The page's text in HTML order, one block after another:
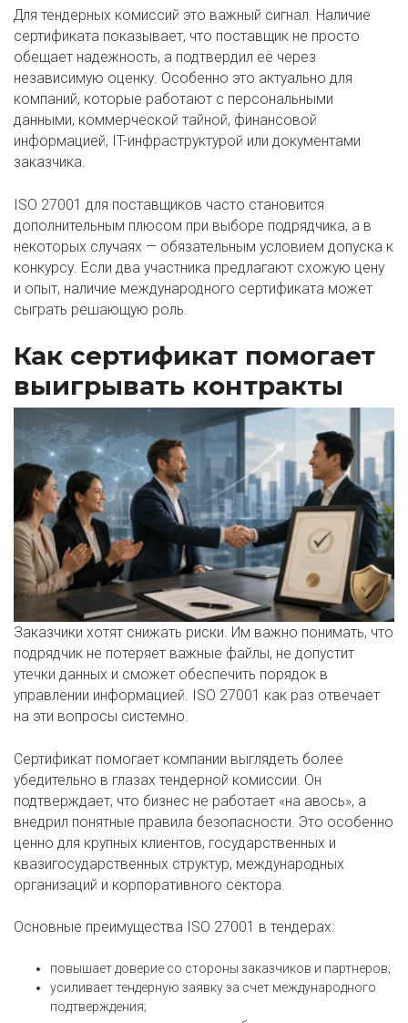
Для тендерных комиссий это важный сигнал. Наличие
сертификата показывает, что поставщик не просто
обещает надежность, а подтвердил её через
независимую оценку. Особенно это актуально для
компаний, которые работают с персональными
данными, коммерческой тайной, финансовой
информацией, IT-инфраструктурой или документами
заказчика.
ISO 27001 для поставщиков часто становится
дополнительным плюсом при выборе подрядчика, а в
некоторых случаях — обязательным условием допуска к
конкурсу. Если два участника предлагают схожую цену
и опыт, наличие международного сертификата может
сыграть решающую роль.
Как сертификат помогает
выигрывать контракты
Заказчики хотят снижать риски. Им важно понимать, что
подрядчик не потеряет важные файлы, не допустит
утечки данных и сможет обеспечить порядок в
управлении информацией. ISO 27001 как раз отвечает
на эти вопросы системно.
Сертификат помогает компании выглядеть более
убедительно в глазах тендерной комиссии. Он
подтверждает, что бизнес не работает «на авось», а
внедрил понятные правила безопасности. Это особенно
ценно для крупных клиентов, государственных и
квазигосударственных структур, международных
организаций и корпоративного сектора.
Основные преимущества ISO 27001 в тендерах:
повышает доверие со стороны заказчиков и партнеров;
усиливает тендерную заявку за счет международного
подтверждения;